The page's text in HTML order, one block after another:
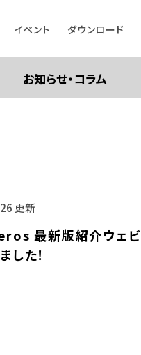
イベント ダウンロード
お知らせ・コラム
更新
最新版紹介ウェビ
した！